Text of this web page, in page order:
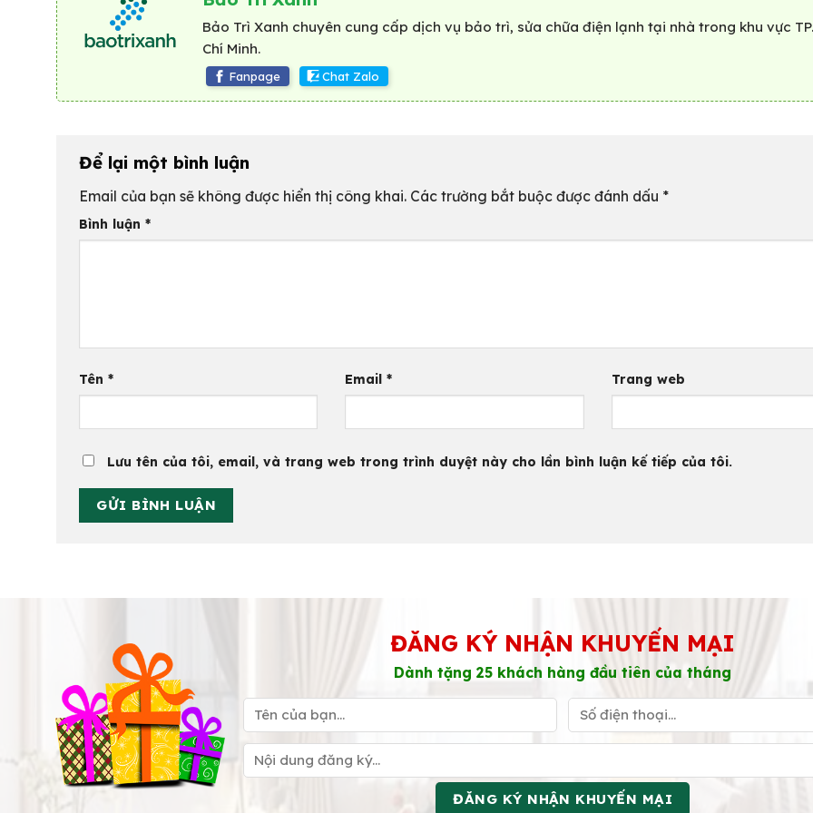
Bảo Trì Xanh chuyên cung cấp dịch vụ bảo trì, sửa chữa điện lạnh tại nhà trong khu vực
Chí Minh.
Fanpage Chat Zalo
Để lại một bình luận
Email của bạn sẽ không được hiển thị công khai. Các trường bắt buộc được đánh dấu *
Bình luận *
Tên * Email* Trang web
Lưu tên của tôi, email, và trang web trong trình duyệt này cho lần bình luận kế tiếp của tôi.
ĐĂNG KÝ NHẬN KHUYẾN MẠI
Dành tặng 25 khách hàng đầu tiên của tháng